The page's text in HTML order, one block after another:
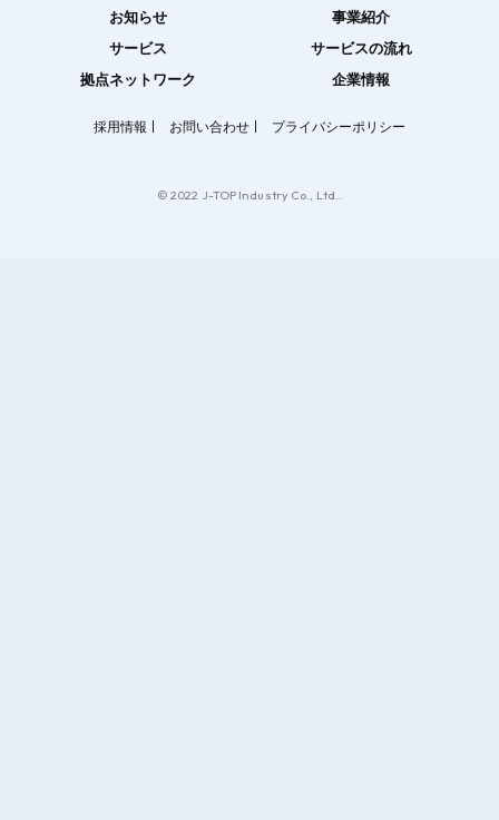
お知らせ
事業紹介
サービス
サービスの流れ
拠点ネットワーク
企業情報
採用情報 お問い合わせ プライバシーポリシー
© 2022 J-TOP Industry Co., Ltd..